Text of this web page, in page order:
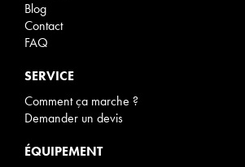
Blog
Contact
FAQ
SERVICE
Comment ça marche ?
Demander un devis
ÉQUIPEMENT